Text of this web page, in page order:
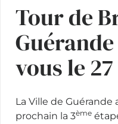
Tour de
vous le
La Ville de Guérande
prochain la 3ème